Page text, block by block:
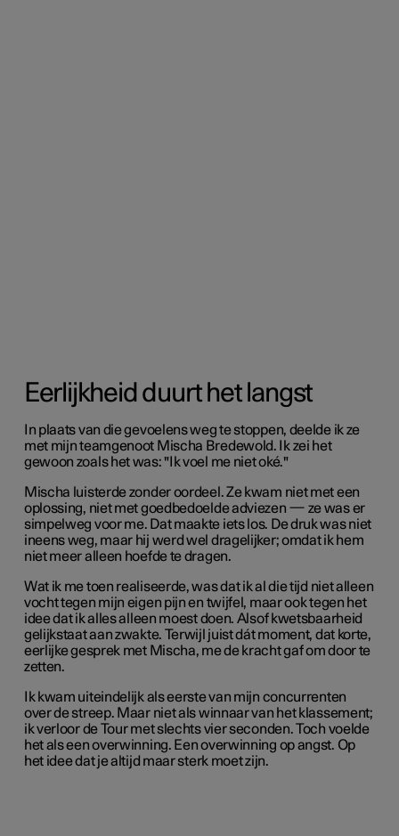
Eerlijkheid duurt het langst
In plaats van die gevoelens weg te stoppen, deelde ik ze
met mijn teamgenoot Mischa Bredewold. Ik zei het
gewoon zoals het was: "Ik voel me niet oké."
Mischa luisterde zonder oordeel. Ze kwam niet met een
oplossing, niet met goedbedoelde adviezen — ze was er
simpelweg voor me. Dat maakte iets los. De druk was niet
ineens weg, maar hij werd wel dragelijker; omdat ik hem
niet meer alleen hoefde te dragen.
Wat ik me toen realiseerde, was dat ik al die tijd niet alleen
vocht tegen mijn eigen pijn en twijfel, maar ook tegen het
idee dat ik alles alleen moest doen. Alsof kwetsbaarheid
gelijkstaat aan zwakte. Terwijl juist dát moment, dat korte,
eerlijke gesprek met Mischa, me de kracht gaf om door te
zetten.
Ik kwam uiteindelijk als eerste van mijn concurrenten
over de streep. Maar niet als winnaar van het klassement;
ik verloor de Tour met slechts vier seconden. Toch voelde
het als een overwinning. Een overwinning op angst. Op
het idee dat je altijd maar sterk moet zijn.